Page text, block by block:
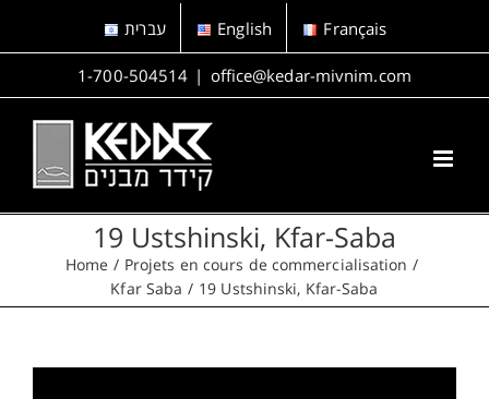
עברית English Français
1-700-504514 | office@kedar-mivnim.com
19 Ustshinski, Kfar-Saba
Home
Projets en cours de commercialisation
Kfar Saba
19 Ustshinski, Kfar-Saba